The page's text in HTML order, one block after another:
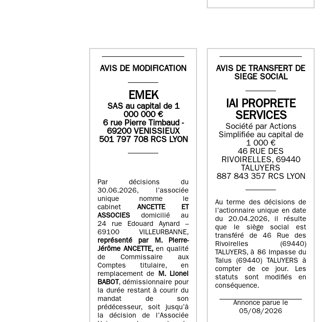
AVIS DE MODIFICATION
EMEK
SASau capital de 1
000 000€
6 rue Pierre Timbaud -
69200 VENISSIEUX
501 797 708 RCS LYON
Par décisions du
30.06.2026, l’associée
unique nomme le
cabinet ANCETTE ET
ASSOCIES
domicilié au
24 rue Edouard Aynard –
69100 VILLEURBANNE,
représenté par M.Pierre-
Jérôme ANCETTE, en qualité
de Commissaire aux
Comptes titulaire, en
remplacement de M.Lionel
BABOT, démissionnaire pour
la durée restant à courir du
mandat de son
prédécesseur, soit jusqu’à
la décision de l’Associée
AVIS DE TRANSFERT DE
SIEGE SOCIAL
IAI PROPRETE
SERVICES
Société par Actions
Simplifiée au capital de
1 000 €
46 RUE DES
RIVOIRELLES, 69440
TALUYERS
887 843 357 RCS LYON
Au terme des décisions de
l’actionnaire unique en date
du 20.04.2026, il résulte
que le siège social est
transféré de 46 Rue des
Rivoirelles (69440)
TALUYERS, à 86 Impasse du
Talus (69440) TALUYERS à
compter de ce jour. Les
statuts sont modifiés en
conséquence.
Annonce parue le
05/08/2026